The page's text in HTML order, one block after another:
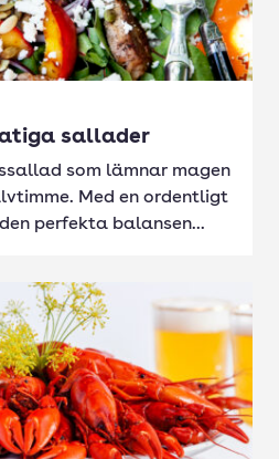
sallader
som lämnar magen
Med en ordentligt
perfekta balansen...